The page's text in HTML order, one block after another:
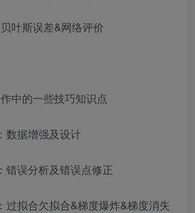
叶斯误差&网络评价
中的一些技巧知识点
数据增强及设计
错误分析及错误点修正
过拟合欠拟合&梯度爆炸&梯度消失